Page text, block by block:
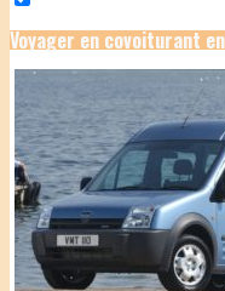
Voyager en covoiturant